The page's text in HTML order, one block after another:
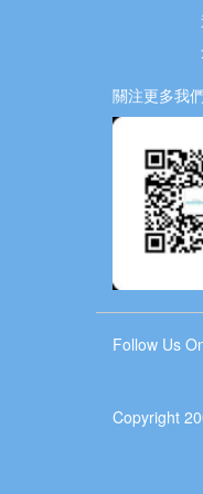
關注更多我
Follow Us
Copyright